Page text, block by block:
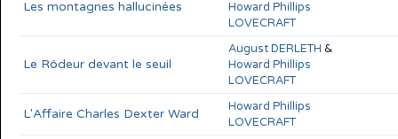
Les montagnes hallucinées
Howard Phillips
LOVECRAFT
Le Rôdeur devant le seuil
August DERLETH &
Howard Phillips
LOVECRAFT
L'Affaire Charles Dexter Ward
Howard Phillips
LOVECRAFT